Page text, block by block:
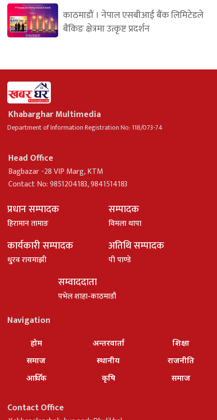
काठमाडौं । नेपाल एसबीआई बैंक लिमिटेडले
बैंकिङ क्षेत्रमा उत्कृष्ट प्रदर्शन
Khabarghar Multimedia
Department of Information Registration No: 118/073-74
Head Office
Bagbazar -28 VIP Marg, KTM
Contact No: 9851204183, 9841514183
प्रधान सम्पादक
हिरामान तामाङ
सम्पादक
विमला थापा
कार्यकारी सम्पादक
धु्रव रायमाझी
अतिथि सम्पादक
पी पाण्डे
सम्वाददाता
पभेल शाहा-काठमाडौ
Navigation
होम
समाज
आर्थिक
अन्तरवार्ता
स्थानीय
कृषि
शिक्षा
राजनीति
समाज
Contact Office